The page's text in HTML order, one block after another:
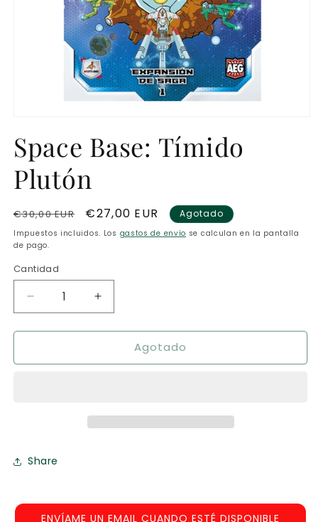
multimedia
1
una
ventana
Space Base: Tímido
Plutón
Precio
habitual
€30,00 EUR
Precio
de
€27,00 EUR Agotado
Impuestos incluidos. Los gastos de envío se calculan en la pantalla
de pago.
Cantidad
Reducir
cantidad
para
Base:
Aumentar
cantidad
para
Base:
Agotado
Share
ENVÍAME UN EMAIL CUANDO ESTÉ DISPONIBLE